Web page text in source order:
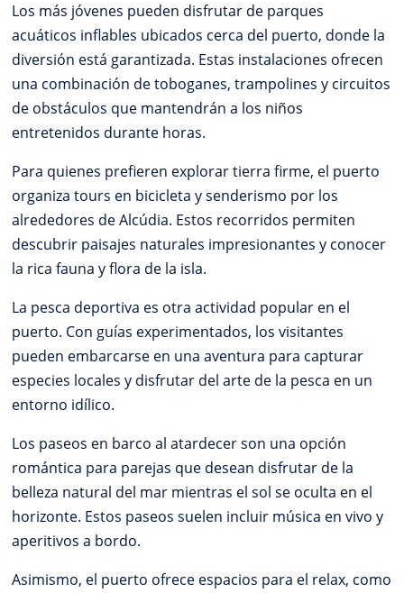
Los más jóvenes pueden disfrutar de parques
acuáticos inflables ubicados cerca del puerto, donde la
diversión está garantizada. Estas instalaciones ofrecen
una combinación de toboganes, trampolines y circuitos
de obstáculos que mantendrán a los niños
entretenidos durante horas.
Para quienes prefieren explorar tierra firme, el puerto
organiza tours en bicicleta y senderismo por los
alrededores de Alcúdia. Estos recorridos permiten
descubrir paisajes naturales impresionantes y conocer
la rica fauna y flora de la isla.
La pesca deportiva es otra actividad popular en el
puerto. Con guías experimentados, los visitantes
pueden embarcarse en una aventura para capturar
especies locales y disfrutar del arte de la pesca en un
entorno idílico.
Los paseos en barco al atardecer son una opción
romántica para parejas que desean disfrutar de la
belleza natural del mar mientras el sol se oculta en el
horizonte. Estos paseos suelen incluir música en vivo y
aperitivos a bordo.
Asimismo, el puerto ofrece espacios para el relax, como